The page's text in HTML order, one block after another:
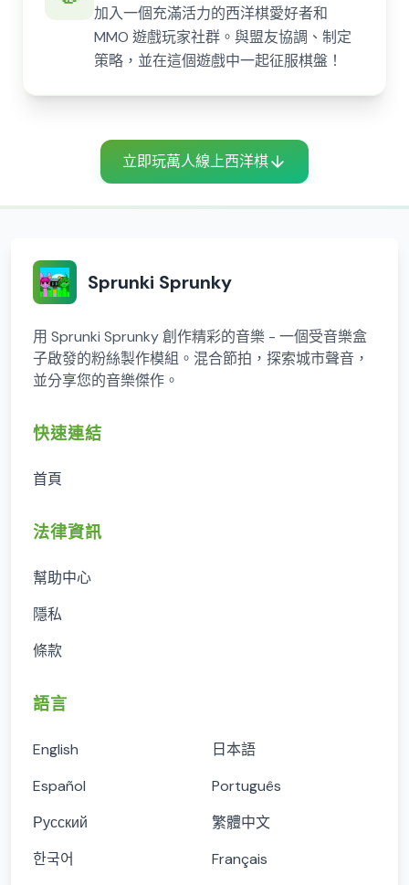
加入一個充滿活力的西洋棋愛好者和
MMO 遊戲玩家社群。與盟友協調、制定
策略，並在這個遊戲中一起征服棋盤！
立即玩萬人線上西洋棋
Sprunki Sprunky
用 Sprunki Sprunky 創作精彩的音樂 - 一個受音樂盒
子啟發的粉絲製作模組。混合節拍，探索城市聲音，
並分享您的音樂傑作。
快速連結
首頁
法律資訊
幫助中心
隱私
條款
語言
English
日本語
Español
Português
Русский
繁體中文
한국어
Français